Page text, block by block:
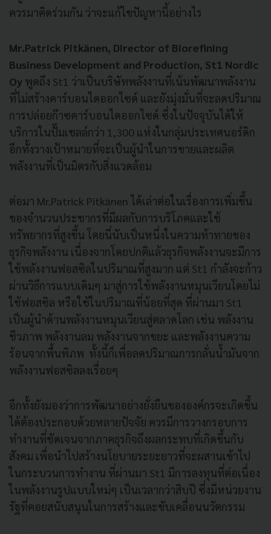
ควรมาคิดร่วมกัน ว่าจะแก้ไขปัญหานี้อย่างไร
Mr.Patrick Pitkänen, Director of Biorefining
Business Development and Production, St1 Nordic
Oy พูดถึง St1 ว่าเป็นบริษัทพลังงานที่เน้นพัฒนาพลังงาน
ที่ไม่สร้างคาร์บอนไดออกไซด์ และยังมุ่งมั่นที่จะลดปริมาณ
การปล่อยก๊าซคาร์บอนไดออกไซด์ ซึ่งในปัจจุบันได้ให้
บริการในปั๊มเชลล์กว่า 1,300 แห่งในกลุ่มประเทศนอร์ดิก
อีกทั้งวางเป้าหมายที่จะเป็นผู้นำในการขายและผลิต
พลังงานที่เป็นมิตรกับสิ่งแวดล้อม
ต่อมา Mr.Patrick Pitkänen ได้เล่าต่อในเรื่องการเพิ่มขึ้น
ของจำนวนประชากรที่มีผลกับการบริโภคและใช้
ทรัพยากรที่สูงขึ้น โดยนี่นับเป็นหนึ่งในความท้าทายของ
ธุรกิจพลังงาน เนื่องจากโดยปกติแล้วธุรกิจพลังงานจะมีการ
ใช้พลังงานฟอสซิลในปริมาณที่สูงมาก แต่ St1 กำลังจะก้าว
ผ่านวิธีการแบบเดิมๆ มาสู่การใช้พลังงานหมุนเวียนโดยไม่
ใช้ฟอสซิล หรือใช้ในปริมาณที่น้อยที่สุด ที่ผ่านมา St1
เป็นผู้นำด้านพลังงานหมุนเวียนสู่ตลาดโลก เช่น พลังงาน
ชีวภาพ พลังงานลม พลังงานจากขยะ และพลังงานความ
ร้อนจากพื้นพิภพ ทั้งนี้ก็เพื่อลดปริมาณการกลั่นน้ำมันจาก
พลังงานฟอสซิลลงเรื่อยๆ
อีกทั้งยังมองว่าการพัฒนาอย่างยั่งยืนขององค์กรจะเกิดขึ้น
ได้ต้องประกอบด้วยหลายปัจจัย ควรมีการวางกรอบการ
ทำงานที่ชัดเจนจากภาคธุรกิจถึงผลกระทบที่เกิดขึ้นกับ
สังคม เพื่อนำไปสร้างนโยบายระยะยาวที่จะผสานเข้าไป
ในกระบวนการทำงาน ที่ผ่านมา St1 มีการลงทุนที่ต่อเนื่อง
ในพลังงานรูปแบบใหม่ๆ เป็นเวลากว่าสิบปี ซึ่งมีหน่วยงาน
รัฐที่คอยสนับสนุนในการสร้างและขับเคลื่อนนวัตกรรม